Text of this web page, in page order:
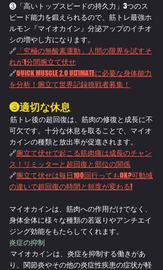
❸「高いトップスピードの持久力」3つのス
ピード能力を鍛えられるので、筋トレ最強ホ
ルモン『マイオカイン』分泌アップのイチオ
シの増やし方になります。
🔗 「究極の無酸素運動」人間の限界を試すそ
れが1分間腕立て伏せ
🔗QUICK MUSCLE 2.0 ULTIMATEに必要な身体能力
を分析！腕立て世界記録挑戦者募集！
❸適切な休息
可欠です。十分な休息を取ることで、マイオ
カインの種類と放出率が促進されます。
🔗腕立て伏せで起こる筋肉痛は成長のチャン
ス！リミッターと超回復と部位の関係
🔗腕立て伏せは毎日100回行ってもOK?可動域
の違いで超回復の時間と頻度が変わる!
マイオカインは、筋肉への作用だけでなく、
身体全体に様々な種類の若返りやアンチエイ
ジング効能をもたらしてくれます。
炎症の抑制
り、関節炎やその他の炎症性疾患の症状が軽